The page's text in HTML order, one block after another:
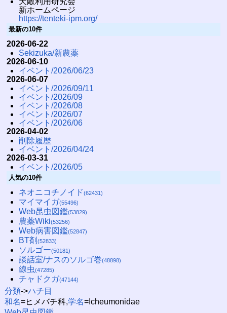
新ホームページ
https://tenteki-ipm.org/
最新の10件
2026-06-22
Sekizuka/新農薬
2026-06-10
イベント/2026/06/23
2026-06-07
イベント/2026/09/11
イベント/2026/09
イベント/2026/08
イベント/2026/07
イベント/2026/06
2026-04-02
削除履歴
イベント/2026/04/24
2026-03-31
イベント/2026/05
人気の10件
ネオニコチノイド(62431)
マイマイガ(55496)
Web昆虫図鑑(53829)
農薬Wiki(53256)
Web病害図鑑(52847)
BT剤 (52833)
ソルゴー(50181)
談話室/ナスのソルゴ巻(48898)
線虫(47285)
チャドクガ(47144)
分類->ハチ目
和名=ヒメバチ科,学名=Icheumonidae